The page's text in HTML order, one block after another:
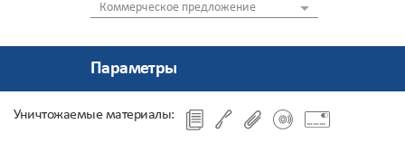
Коммерческое предложение
Параметры
Уничтожаемые материалы: